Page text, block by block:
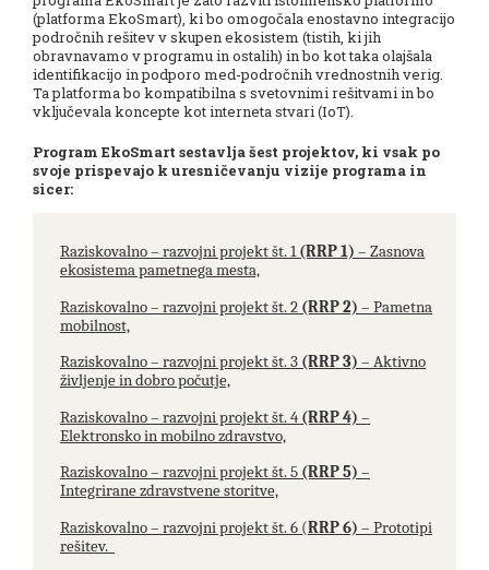
(platforma EkoSmart), ki bo omogočala enostavno integracijo
področnih rešitev v skupen ekosistem (tistih, ki jih
obravnavamo v programu in ostalih) in bo kot taka olajšala
identifikacijo in podporo med-področnih vrednostnih verig.
Ta platforma bo kompatibilna s svetovnimi rešitvami in bo
vključevala koncepte kot interneta stvari (IoT).
Program EkoSmart sestavlja šest projektov, ki vsak po
svoje prispevajo k uresničevanju vizije programa in
sicer:
Raziskovalno – razvojni projekt št. 1(RRP 1) – Zasnova
ekosistema pametnega mesta,
Raziskovalno – razvojni projekt št. 2 (RRP 2) – Pametna
mobilnost,
Raziskovalno – razvojni projekt št. 3 (RRP 3) – Aktivno
življenje in dobro počutje,
Raziskovalno – razvojni projekt št. 4 (RRP 4) –
Elektronsko in mobilno zdravstvo,
Raziskovalno – razvojni projekt št. 5 (RRP 5) –
Integrirane zdravstvene storitve,
Raziskovalno – razvojni projekt št. 6 (RRP 6) – Prototipi
rešitev.